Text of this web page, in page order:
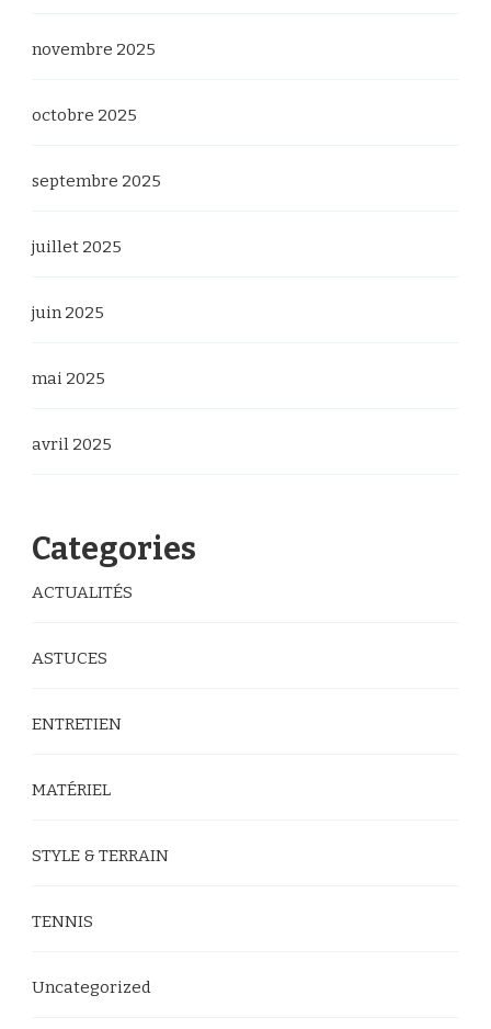
novembre 2025
octobre 2025
septembre 2025
juillet 2025
juin 2025
mai 2025
avril 2025
Categories
ACTUALITÉS
ASTUCES
ENTRETIEN
MATÉRIEL
STYLE & TERRAIN
TENNIS
Uncategorized